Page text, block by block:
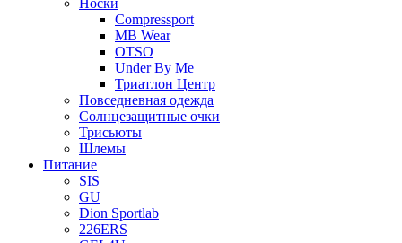
Носки
Compressport
MB Wear
OTSO
Under By Me
Триатлон Центр
Повседневная одежда
Солнцезащитные очки
Трисьюты
Шлемы
Питание
SIS
GU
Dion Sportlab
226ERS